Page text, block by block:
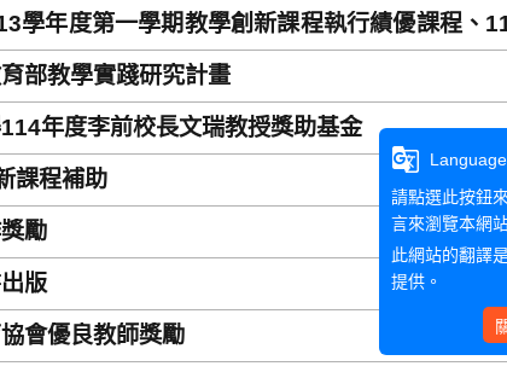
學年度第一學期教學創新課程執行績優課程、
部教學實踐研究計畫
年度李前校長文瑞教授獎助基金
課程補助
勵
版
會優良教師獎勵
g_translate
Language
請點選此按鈕
言來瀏覽本網
此網站的翻譯
提供。